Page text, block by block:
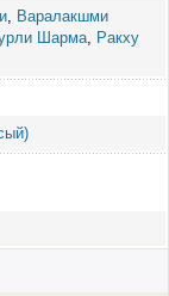
Варалакшми
Шарма
Ракху